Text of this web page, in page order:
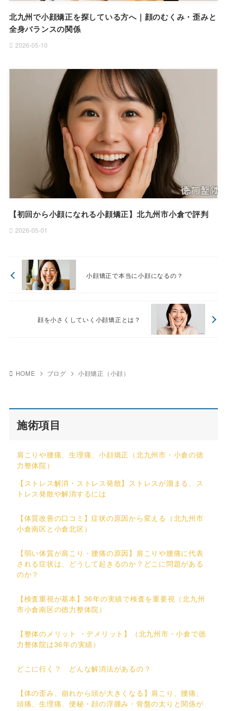
北九州で小顔矯正を探している方へ｜顔のむくみ・歪みと
全身バランスの関係
2026-05-10
【初回から小顔になれる小顔矯正】北九州市小倉で評判
2026-05-01
小顔矯正で本当に小顔になるの？
顔を小さくしていく小顔矯正とは？
HOME ブログ 小顔矯正（小顔）
施術項目
肩こりや腰痛、生理痛、小顔矯正（北九州市・小倉の徳
力整体院）
【ストレス解消・ストレス発散】ストレスが溜まる、ス
トレス発散や解消するには
【体質改善の口コミ】症状の原因から変える（北九州市
小倉南区と小倉北区）
【弱い体質が肩こり・腰痛の原因】肩こりや腰痛に代表
される症状は、どうして起きるのか？どこに問題がある
のか？
【検査重視が基本】36年の実績で検査を重要視（北九州
市小倉南区の徳力整体院）
【整体のメリット ・デメリット】（北九州市・小倉で徳
力整体院は36年の実績）
どこに行く？ どんな解消法があるの？
【体の歪み、崩れから頭が大きくなる】肩こり、腰痛、
頭痛、生理痛、便秘・顔の浮腫み・骨盤の太りと関係が